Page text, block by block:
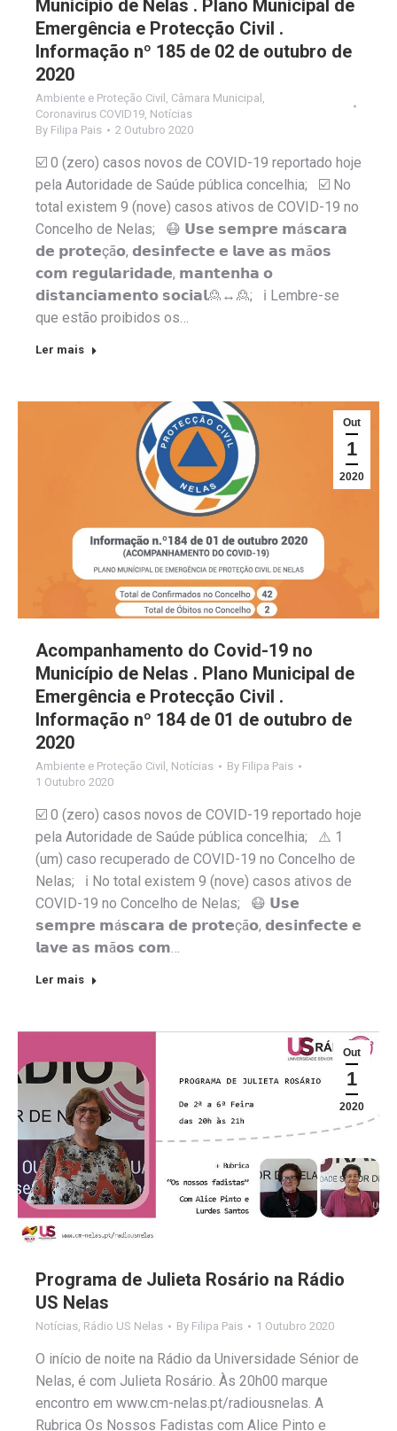
Município de Nelas . Plano Municipal de
Emergência e Protecção Civil .
Informação nº 185 de 02 de outubro de
2020
Ambiente e Proteção Civil , Câmara Municipal ,
Coronavirus COVID19, Notícias
By Filipa Pais 2 Outubro 2020
☑️ 0 (zero) casos novos de COVID-19 reportado hoje
pela Autoridade de Saúde pública concelhia; ☑️ No
total existem 9 (nove) casos ativos de COVID-19 no
Concelho de Nelas; 😷 𝗨𝘀𝗲 𝘀𝗲𝗺𝗽𝗿𝗲 𝗺á𝘀𝗰𝗮𝗿𝗮
𝗱𝗲 𝗽𝗿𝗼𝘁𝗲çã𝗼, 𝗱𝗲𝘀𝗶𝗻𝗳𝗲𝗰𝘁𝗲 𝗲 𝗹𝗮𝘃𝗲 𝗮𝘀 𝗺ã𝗼𝘀
𝗰𝗼𝗺 𝗿𝗲𝗴𝘂𝗹𝗮𝗿𝗶𝗱𝗮𝗱𝗲, 𝗺𝗮𝗻𝘁𝗲𝗻𝗵𝗮 𝗼
𝗱𝗶𝘀𝘁𝗮𝗻𝗰𝗶𝗮𝗺𝗲𝗻𝘁𝗼 𝘀𝗼𝗰𝗶𝗮𝗹🙎↔️🙎; ℹ️ Lembre-se
que estão proibidos os…
Ler mais
Out
1
2020
Acompanhamento do Covid-19 no
Município de Nelas . Plano Municipal de
Emergência e Protecção Civil .
Informação nº 184 de 01 de outubro de
2020
Ambiente e Proteção Civil Notícias By Filipa Pais
1 Outubro 2020
☑️ 0 (zero) casos novos de COVID-19 reportado hoje
pela Autoridade de Saúde pública concelhia; ⚠️ 1
(um) caso recuperado de COVID-19 no Concelho de
Nelas; ℹ️ No total existem 9 (nove) casos ativos de
COVID-19 no Concelho de Nelas; 😷 𝗨𝘀𝗲
𝘀𝗲𝗺𝗽𝗿𝗲 𝗺á𝘀𝗰𝗮𝗿𝗮 𝗱𝗲 𝗽𝗿𝗼𝘁𝗲çã𝗼, 𝗱𝗲𝘀𝗶𝗻𝗳𝗲𝗰𝘁𝗲 𝗲
𝗹𝗮𝘃𝗲 𝗮𝘀 𝗺ã𝗼𝘀 𝗰𝗼𝗺…
Ler mais
Out
1
2020
Programa de Julieta Rosário na Rádio
US Nelas
Notícias, Rádio US Nelas By Filipa Pais 1 Outubro 2020
O início de noite na Rádio da Universidade Sénior de
Nelas, é com Julieta Rosário. Às 20h00 marque
encontro em www.cm-nelas.pt/radiousnelas. A
Rubrica Os Nossos Fadistas com Alice Pinto e